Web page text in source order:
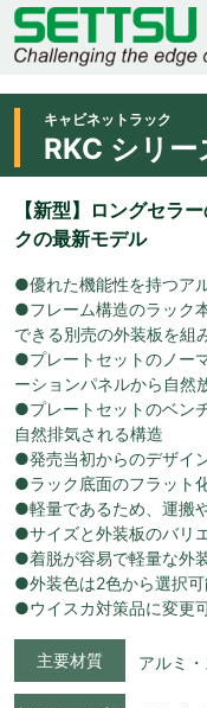
キャビネットラック
RKC シリー
【新型】ロングセラ
クの最新モデル
●優れた機能性を持つア
●フレーム構造のラック
できる別売の外装板を組
●プレートセットのノー
ーションパネルから自然
●プレートセットのベン
自然排気される構造
●発売当初からのデザイ
●ラック底面のフラット
●軽量であるため、運搬
●サイズと外装板のバリ
●着脱が容易で軽量な外
●外装色は2色から選択
●ウイスカ対策品に変更
主要材質 アルミ